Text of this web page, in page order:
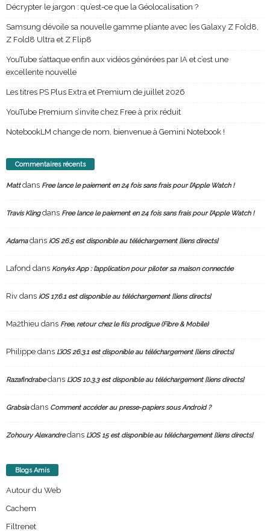
Décrypter le jargon : qu’est-ce que la Géolocalisation ?
Samsung dévoile sa nouvelle gamme pliante avec les Galaxy Z Fold8,
Z Fold8 Ultra et Z Flip8
YouTube s’attaque enfin aux vidéos générées par IA et c’est une
excellente nouvelle
Les titres PS Plus Extra et Premium de juillet 2026
YouTube Premium s’invite chez Free à prix réduit
NotebookLM change de nom, bienvenue à Gemini Notebook !
Commentaires récents
Mattdans Free lance le paiement en 24 fois sans frais pour l’Apple Watch !
Travis Klingdans Free lance le paiement en 24 fois sans frais pour l’Apple Watch !
Adamadans iOS 26.5 est disponible au téléchargement [liens directs]
Lafond dans Konyks App : l’application pour piloter sa maison connectée
Riv dans iOS 17.6.1 est disponible au téléchargement [liens directs]
Ma2thieu dans Free, retour chez le fils prodigue (Fibre & Mobile)
Philippe dans L’iOS 26.3.1 est disponible au téléchargement [liens directs]
Razafindrabedans L’iOS 10.3.3 est disponible au téléchargement [liens directs]
Grabsiadans Comment accéder au presse-papiers sous Android ?
Zohoury Alexandredans L’iOS 15 est disponible au téléchargement [liens directs]
Blogs Amis
Autour du Web
Cachem
Filtrenet